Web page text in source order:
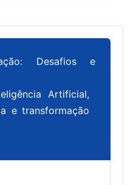
Desafios e
Artificial,
e transformação